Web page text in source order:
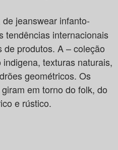
de jeanswear infanto-
tendências internacionais
produtos. A – coleção
texturas naturais,
geométricos. Os
em torno do folk, do
e rústico.